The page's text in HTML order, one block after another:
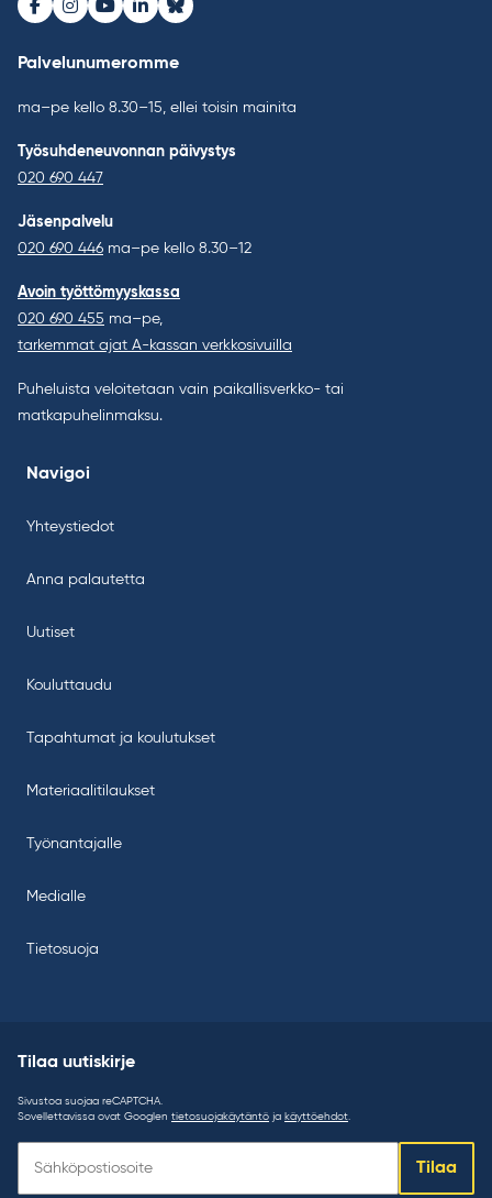
Facebook
Instagram
Youtube
LinkedInBluesky
Palvelunumeromme
ma–pe kello 8.30–15, ellei toisin mainita
Työsuhdeneuvonnan päivystys
020 690 447
Jäsenpalvelu
020 690 446 ma–pe kello 8.30–12
Avoin työttömyyskassa
020 690 455 ma–pe,
tarkemmat ajat A-kassan verkkosivuilla
Puheluista veloitetaan vain paikallisverkko- tai
matkapuhelinmaksu.
Navigoi
Yhteystiedot
Anna palautetta
Uutiset
Kouluttaudu
Tapahtumat ja koulutukset
Materiaalitilaukset
Työnantajalle
Medialle
Tietosuoja
Tilaa uutiskirje
Sivustoa suojaa reCAPTCHA.
Sovellettavissa ovat Googlen tietosuojakäytäntö ja käyttöehdot.
uutiskirje:
Tilaa